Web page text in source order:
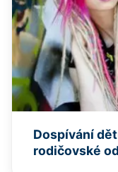
Dospívání
rodičovské